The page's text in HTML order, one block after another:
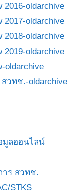
2016-oldarchive
2017-oldarchive
2018-oldarchive
2019-oldarchive
oldarchive
วทช.-oldarchive
มูลออนไลน์
ร สวทช.
STKS